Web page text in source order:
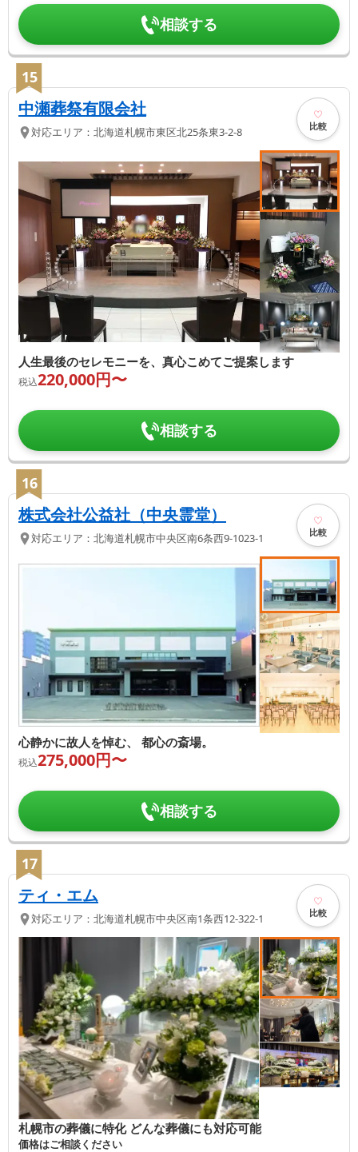
相談する
15
中瀬葬祭有限会社
対応エリア： 北海道札幌市東区北25条東3-2-8 比較
人生最後のセレモニーを、真心こめてご提案します
税込220,000円〜
相談する
16
株式会社公益社（中央霊堂）
対応エリア： 北海道札幌市中央区南6条西9-1023-1 比較
心静かに故人を悼む、 都心の斎場。
税込275,000円〜
相談する
17
ティ・エム
対応エリア： 北海道札幌市中央区南1条西12-322-1 比較
札幌市の葬儀に特化 どんな葬儀にも対応可能
価格はご相談ください